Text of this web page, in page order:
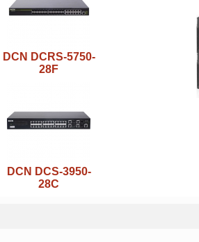
DCN DCRS-5750-
28F
DCN DCS-3950-
28C